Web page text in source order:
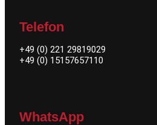
Telefon
+49 (0) 221 29819029
+49 (0) 15157657110
WhatsApp